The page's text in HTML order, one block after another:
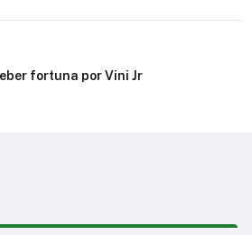
fortuna por Vini Jr